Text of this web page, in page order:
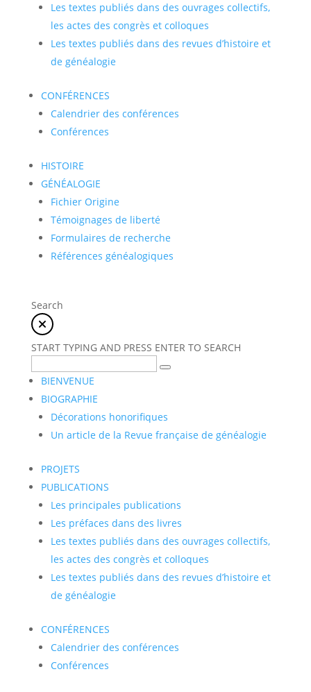
Les textes publiés dans des ouvrages collectifs,
les actes des congrès et colloques
Les textes publiés dans des revues d’histoire et
de généalogie
CONFÉRENCES
Calendrier des conférences
Conférences
HISTOIRE
GÉNÉALOGIE
Fichier Origine
Témoignages de liberté
Formulaires de recherche
Références généalogiques
Search
START TYPING AND PRESS ENTER TO SEARCH
BIENVENUE
BIOGRAPHIE
Décorations honorifiques
Un article de la Revue française de généalogie
PROJETS
PUBLICATIONS
Les principales publications
Les préfaces dans des livres
Les textes publiés dans des ouvrages collectifs,
les actes des congrès et colloques
Les textes publiés dans des revues d’histoire et
de généalogie
CONFÉRENCES
Calendrier des conférences
Conférences